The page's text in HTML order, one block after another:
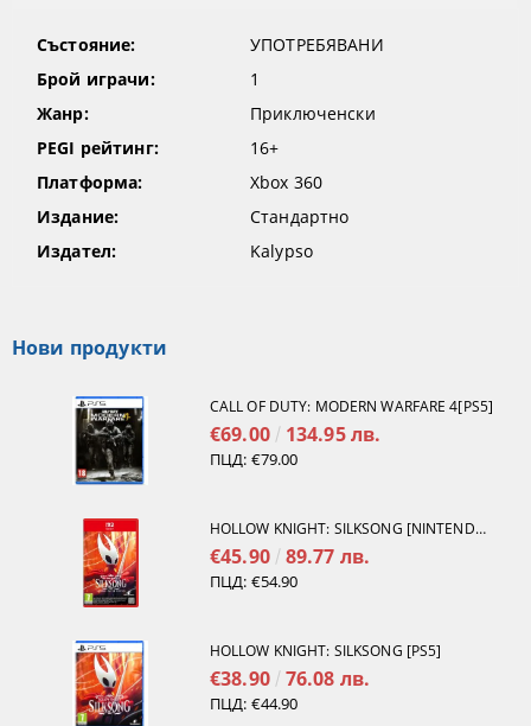
Състояние:
УПОТРЕБЯВАНИ
Брой играчи:
1
Жанр:
Приключенски
PEGI рейтинг:
16+
Платформа:
Xbox 360
Издание:
Стандартно
Издател:
Kalypso
Нови продукти
CALL OF DUTY: MODERN WARFARE 4[PS5]
€69.00 134.95 лв.
ПЦД: €79.00
HOLLOW KNIGHT: SILKSONG [NINTENDO SWITCH 2]
€45.90 89.77 лв.
ПЦД: €54.90
HOLLOW KNIGHT: SILKSONG [PS5]
€38.90 76.08 лв.
ПЦД: €44.90